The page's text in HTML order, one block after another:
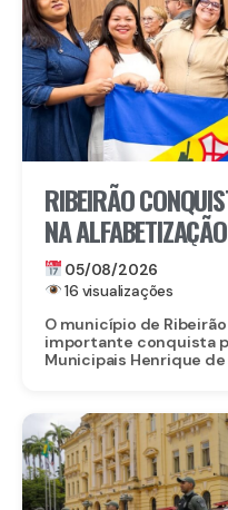
RIBEIRÃO
NA
CONTEMPLADAS
DESTAQUE
05/08/2026
16 visualizações
O município de
importante conquista
Municipais Henrique de